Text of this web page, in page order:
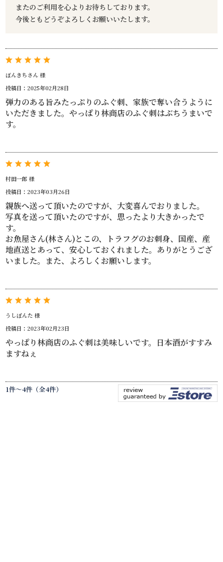
またのご利用を心よりお待ちしております。
今後ともどうぞよろしくお願いいたします。
ぼんきちさん 様
投稿日：2025年02月28日
弾力のある旨みたっぷりのふぐ刺、家族で奪い合うように
いただきました。やっぱり林商店のふぐ刺はぶちうまいで
す。
村田一郎 様
投稿日：2023年03月26日
親族へ送って頂いたのですが、大変喜んでおりました。
写真を送って頂いたのですが、思ったより大きかったで
す。
お魚屋さん(林さん)とこの、トラフグのお刺身、国産、産
地直送とあって、安心しておくれました。ありがとうござ
いました。また、よろしくお願いします。
うしぽんた 様
投稿日：2023年02月23日
やっぱり林商店のふぐ刺は美味しいです。日本酒がすすみ
ますねぇ
1件～4件（全4件）